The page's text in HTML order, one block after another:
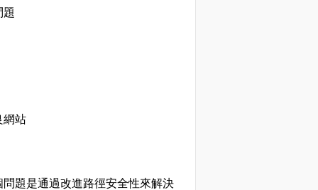
站
題是通過改進路徑安全性來解決